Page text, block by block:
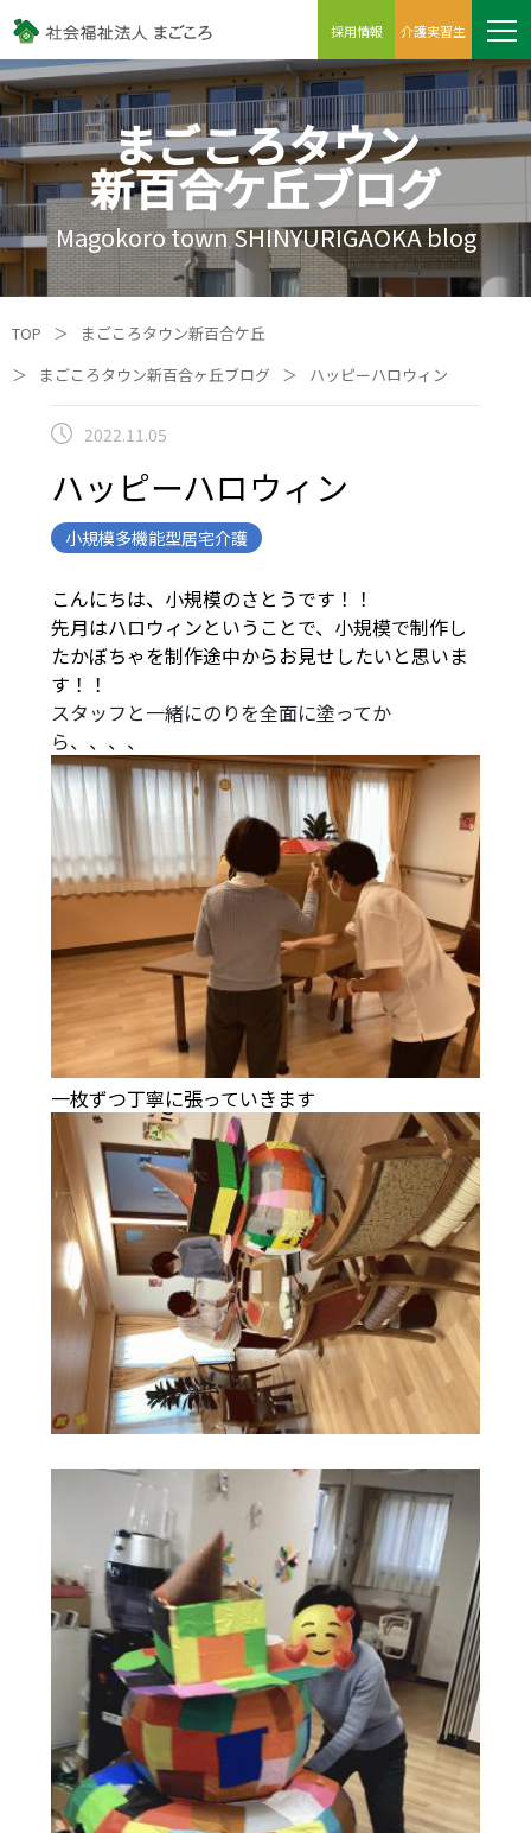
採用情報 介護実習生
まごころタウン
新百合ケ丘ブログ
Magokoro town SHINYURIGAOKA blog
TOP ＞
まごころタウン新百合ケ丘
＞
まごころタウン新百合ヶ丘ブログ ＞ ハッピーハロウィン
2022.11.05
ハッピーハロウィン
小規模多機能型居宅介護
こんにちは、小規模のさとうです！！
先月はハロウィンということで、小規模で制作し
たかぼちゃを制作途中からお見せしたいと思いま
す！！
スタッフと一緒にのりを全面に塗ってか
ら、、、、
一枚ずつ丁寧に張っていきます